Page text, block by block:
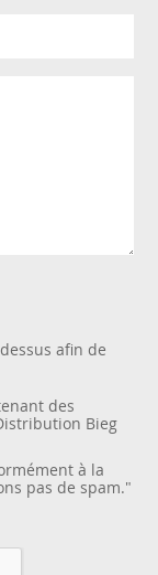
afin de
des
Bieg
à la
pas de spam."